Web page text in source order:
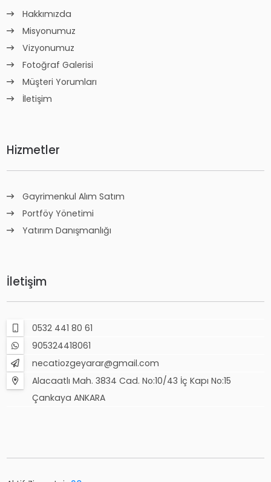
Hakkımızda
Misyonumuz
Vizyonumuz
Fotoğraf Galerisi
Müşteri Yorumları
İletişim
Hizmetler
Gayrimenkul Alım Satım
Portföy Yönetimi
Yatırım Danışmanlığı
İletişim
0532 441 80 61
905324418061
necatiozgeyarar@gmail.com
Alacaatlı Mah. 3834 Cad. No:10/43 İç Kapı No:15
Çankaya ANKARA